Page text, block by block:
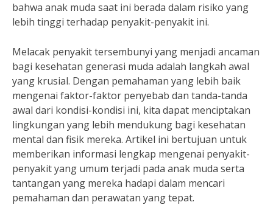
bahwa anak muda saat ini berada dalam risiko yang
lebih tinggi terhadap penyakit-penyakit ini.
Melacak penyakit tersembunyi yang menjadi ancaman
bagi kesehatan generasi muda adalah langkah awal
yang krusial. Dengan pemahaman yang lebih baik
mengenai faktor-faktor penyebab dan tanda-tanda
awal dari kondisi-kondisi ini, kita dapat menciptakan
lingkungan yang lebih mendukung bagi kesehatan
mental dan fisik mereka. Artikel ini bertujuan untuk
memberikan informasi lengkap mengenai penyakit-
penyakit yang umum terjadi pada anak muda serta
tantangan yang mereka hadapi dalam mencari
pemahaman dan perawatan yang tepat.